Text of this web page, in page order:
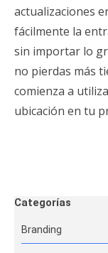
actualizaciones
fácilmente la
sin importar lo
no pierdas más
comienza a
ubicación en tu
Saltar el
Categorías
Branding